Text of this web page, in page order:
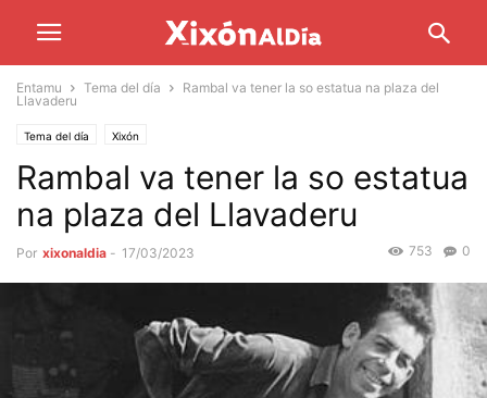
Entamu Tema del día
Rambal va tener la so estatua na plaza del
Llavaderu
Tema del día Xixón
Rambal va tener la so estatua
na plaza del Llavaderu
Por xixonaldia - 17/03/2023 0
753